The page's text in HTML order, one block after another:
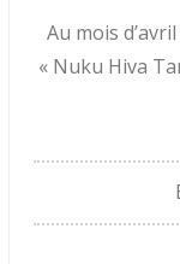
Au mois
« Nuku Hiva